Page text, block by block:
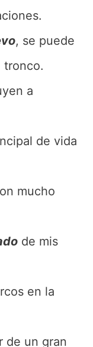
, se puede
tronco.
a
de vida
mucho
de mis
en la
de un gran